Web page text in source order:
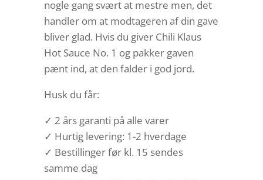
nogle gang svært at mestre men, det
handler om at modtageren af din gave
bliver glad. Hvis du giver Chili Klaus
Hot Sauce No. 1 og pakker gaven
pænt ind, at den falder i god jord.
Husk du får:
✓ 2 års garanti på alle varer
✓ Hurtig levering: 1-2 hverdage
✓ Bestillinger før kl. 15 sendes
samme dag